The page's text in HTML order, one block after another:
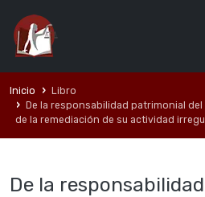
Inicio
Libro
De la responsabilidad patrimonial del
de la remediación de su actividad
De la